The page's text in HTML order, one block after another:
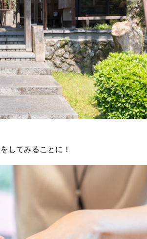
してみることに！